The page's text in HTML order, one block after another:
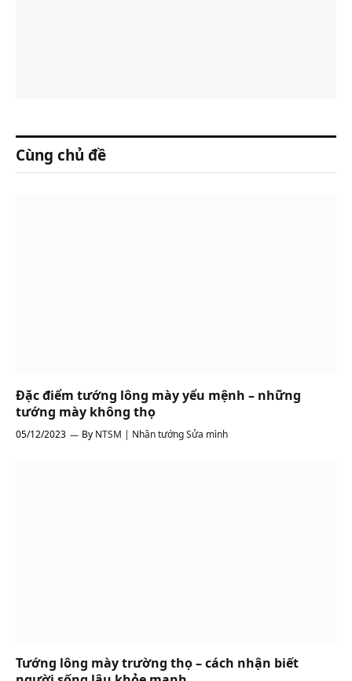
Cùng chủ đề
Đặc điểm tướng lông mày yểu mệnh – những
tướng mày không thọ
05/12/2023 By NTSM | Nhân tướng Sửa mình
Tướng lông mày trường thọ – cách nhận biết